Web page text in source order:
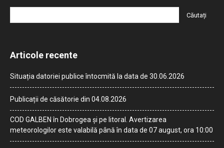
Articole recente
Situația datoriei publice întocmită la data de 30.06.2026
Publicații de căsătorie din 04.08.2026
COD GALBEN în Dobrogea și pe litoral. Avertizarea
meteorologilor este valabilă până în data de 07 august, ora 10:00